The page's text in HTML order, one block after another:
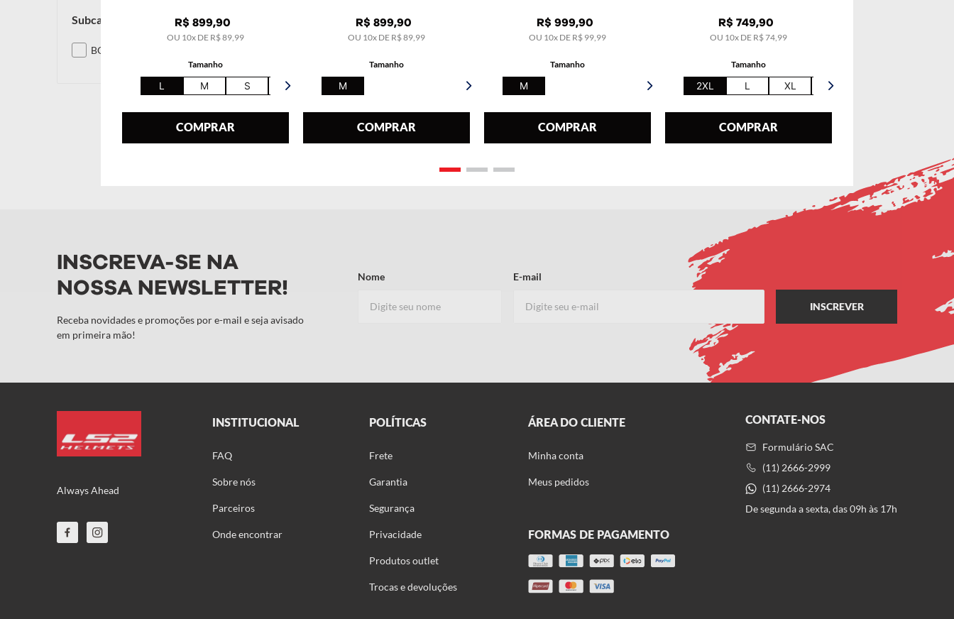
R$ 899,90
OU 10x DE R$89,99
Tamanho
L M S XL
COMPRAR
R$ 899,90
OU 10x DE R$89,99
Tamanho
M
COMPRAR
R$ 999,90
OU 10x DE R$ 99,99
Tamanho
M
COMPRAR
R$ 749,90
OU 10x DE R$74,99
Tamanho
2XL L XL 5XL
COMPRAR
subcategoria
BOTAS
INSCREVA-SE NA
NOSSA NEWSLETTER!
Receba novidades e promoções por e-mail e seja avisado
em primeira mão!
Nome E-mail
Always Ahead
INSTITUCIONAL
FAQ
Sobre nós
Parceiros
Onde encontrar
POLÍTICAS
Frete
Garantia
Segurança
Privacidade
Produtos outlet
Trocas e devoluções
ÁREA DO CLIENTE
Minha conta
Meus pedidos
FORMAS DE PAGAMENTO
CONTATE-NOS
Formulário SAC
(11) 2666-2999
(11) 2666-2974
De segunda a sexta, das 09h às 17h